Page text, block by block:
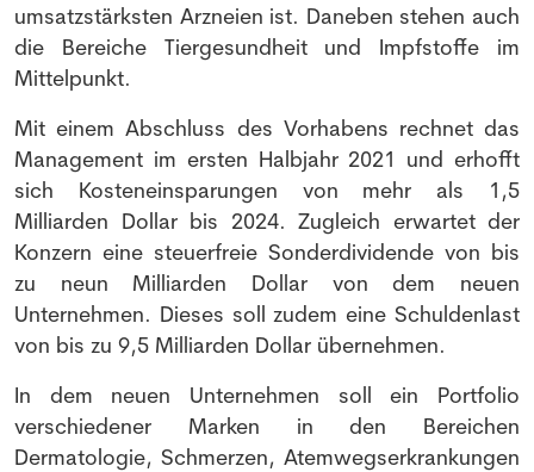
umsatzstärksten Arzneien ist. Daneben stehen auch
die Bereiche Tiergesundheit und Impfstoffe im
Mittelpunkt.
Mit einem Abschluss des Vorhabens rechnet das
Management im ersten Halbjahr 2021 und erhofft
sich Kosteneinsparungen von mehr als 1,5
Milliarden Dollar bis 2024. Zugleich erwartet der
Konzern eine steuerfreie Sonderdividende von bis
zu neun Milliarden Dollar von dem neuen
Unternehmen. Dieses soll zudem eine Schuldenlast
von bis zu 9,5 Milliarden Dollar übernehmen.
In dem neuen Unternehmen soll ein Portfolio
verschiedener Marken in den Bereichen
Dermatologie, Schmerzen, Atemwegserkrankungen